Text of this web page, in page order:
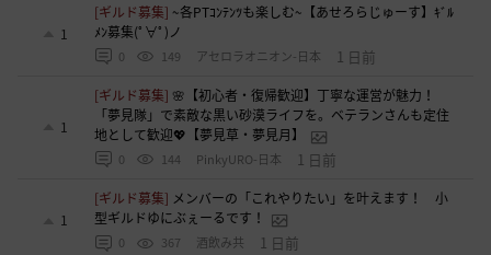
1
[ギルド募集] ~各PTｺﾝﾃﾝﾂも楽しむ~【あせろらじゅーす】ｷﾞﾙ
ﾒﾝ募集(ﾟ∀ﾟ)ノ
0 149 アセロラオニオン-日本 1 日前
1
[ギルド募集] 🌸【初心者・復帰歓迎】丁寧な運営が魅力！
「夢見隊」で素敵な黒い砂漠ライフを。ベテランさんも定住
地として歓迎💖【夢見草・夢見月】
0 144 PinkyURO-日本 1 日前
1
[ギルド募集] メンバーの「これやりたい」を叶えます！ 小
型ギルドゆにぶぇーるです！
0 367 酒飲み共 1 日前